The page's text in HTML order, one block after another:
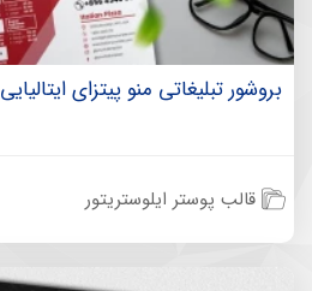
بروشور تبلیغاتی منو پیتزای ایتالیایی
قالب پوستر ایلوستریتور